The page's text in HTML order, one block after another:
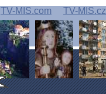
TV-MIS.com TV-MIS.cz